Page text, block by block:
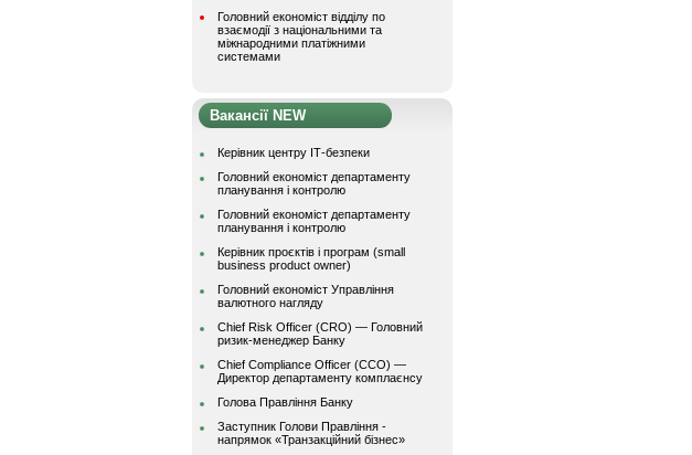
Головний економіст відділу по
взаємодії з національними та
міжнародними платіжними
системами
Вакансії NEW
Керівник центру ІТ-безпеки
Головний економіст департаменту
планування і контролю
Головний економіст департаменту
планування і контролю
Керівник проєктів і програм (small
business product owner)
Головний економіст Управління
валютного нагляду
Chief Risk Officer (CRO) — Головний
ризик-менеджер Банку
Chief Compliance Officer (CCO) —
Директор департаменту комплаєнсу
Голова Правління Банку
Заступник Голови Правління -
напрямок «Транзакційний бізнес»